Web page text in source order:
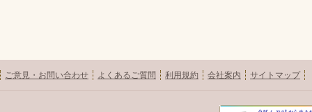
ご意見・お問い合わせ よくあるご質問 利用規約 会社案内 サイトマップ